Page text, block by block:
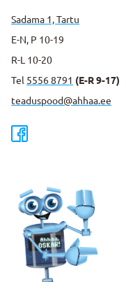
Sadama 1, Tartu
E-N, P 10-19
R-L 10-20
Tel 5556 8791 (E-R 9-17)
teaduspood@ahhaa.ee